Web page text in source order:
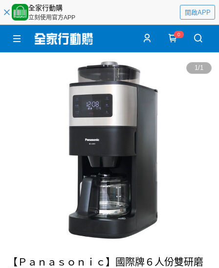
全家行動購
立刻使用官方APP
開啟APP
0
1/1
【Ｐａｎａｓｏｎｉｃ】國際牌６人份雙研磨